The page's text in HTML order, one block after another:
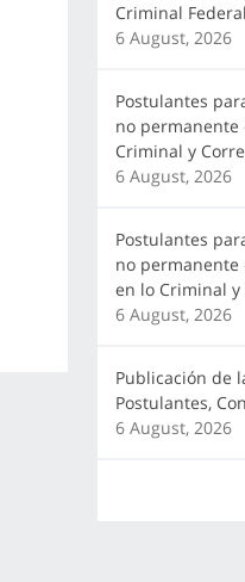
Criminal
6 August, 2026
Postulantes
no permanente
Criminal y
6 August, 2026
Postulantes
no permanente
en lo Criminal y
6 August, 2026
Publicación de
Postulantes,
6 August, 2026